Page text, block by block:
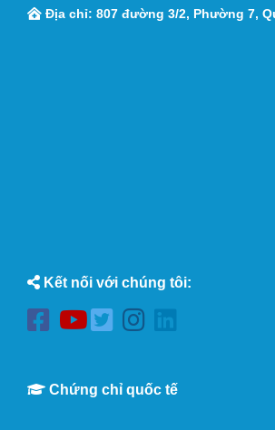
Địa chỉ: 807 đường 3/2, Phường 7,
Kết nối với chúng tôi:
Chứng chỉ quốc tế